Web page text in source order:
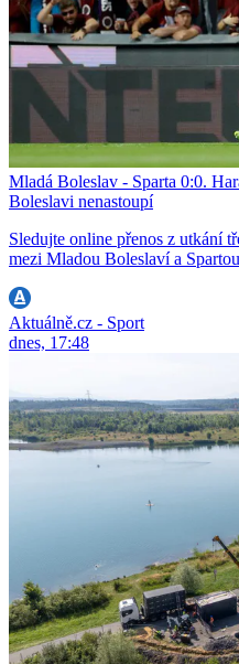
Mladá Boleslav - Sparta 0:0.
Boleslavi nenastoupí
Sledujte online přenos z utkání
mezi Mladou Boleslaví a
Aktuálně.cz - Sport
dnes, 17:48